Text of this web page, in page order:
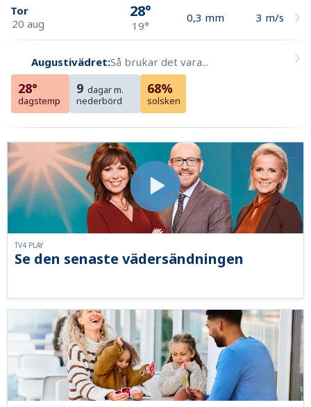
Tor
20 aug
28°
19°
0,3 mm 3 m/s
Augustivädret:Så brukar det vara...
28°
dagstemp
9 dagar m.
nederbörd
68%
solsken
Se den senaste vädersändningen
TV4 PLAY